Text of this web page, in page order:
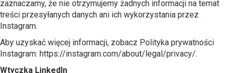
zaznaczamy, że nie otrzymujemy żadnych informacji na temat
treści przesyłanych danych ani ich wykorzystania przez
Instagram.
Aby uzyskać więcej informacji, zobacz Polityka prywatności
Instagram: https://instagram.com/about/legal/privacy/.
Wtyczka LinkedIn